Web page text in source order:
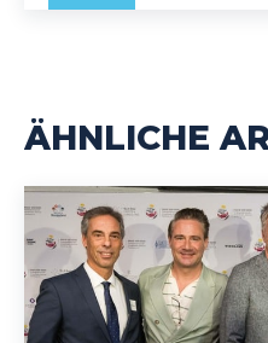
ÄHNLICHE